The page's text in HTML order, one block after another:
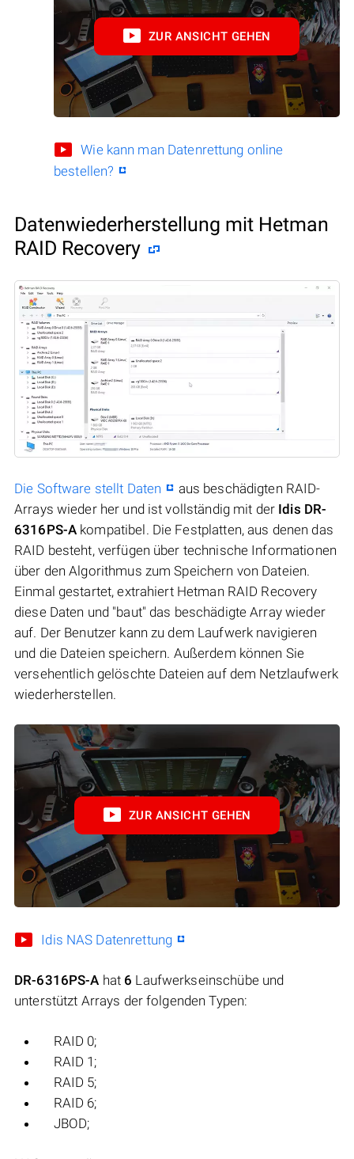
ZUR ANSICHT GEHEN
Wie kann man Datenrettung online
bestellen?
Datenwiederherstellung mit Hetman
RAID Recovery
Die Software stellt Daten
aus beschädigten RAID-
Arrays wieder her und ist vollständig mit der Idis DR-
6316PS-A kompatibel. Die Festplatten, aus denen das
RAID besteht, verfügen über technische Informationen
über den Algorithmus zum Speichern von Dateien.
Einmal gestartet, extrahiert Hetman RAID Recovery
diese Daten und "baut" das beschädigte Array wieder
auf. Der Benutzer kann zu dem Laufwerk navigieren
und die Dateien speichern. Außerdem können Sie
versehentlich gelöschte Dateien auf dem Netzlaufwerk
wiederherstellen.
ZUR ANSICHT GEHEN
Idis NAS Datenrettung
DR-6316PS-A hat 6 Laufwerkseinschübe und
unterstützt Arrays der folgenden Typen:
RAID 0;
RAID 1;
RAID 5;
RAID 6;
JBOD;